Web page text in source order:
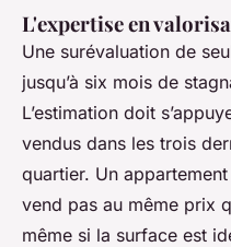
L'expertise en
Une surévaluation de
jusqu’à six mois de
L’estimation doit
vendus dans les trois
quartier. Un
vend pas au même prix
même si la surface est